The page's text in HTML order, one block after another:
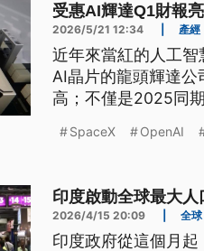
受惠AI輝達Q1財報
2026/5/21 12:34 產經
近年來當紅的人工智
AI晶片的龍頭輝達
高；不僅是2025同
SpaceX OpenAI
印度啟動全球最大
2026/4/15 20:09 全球
印度政府從這個月